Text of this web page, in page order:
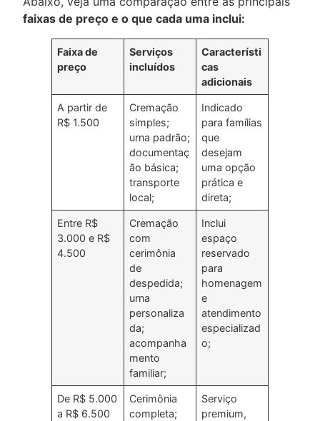
faixas de preço e o que cada uma inclui:
Faixa de
preço
Serviços
incluídos
Característi
cas
adicionais
A partir de
R$ 1.500
Cremação
simples;
urna padrão;
documentaç
ão básica;
transporte
local;
Indicado
para famílias
que
desejam
uma opção
prática e
direta;
Entre R$
3.000 e R$
4.500
Cremação
com
cerimônia
de
despedida;
urna
personaliza
da;
acompanha
mento
familiar;
Inclui
espaço
reservado
para
homenagem
e
atendimento
especializad
o;
De R$ 5.000
a R$ 6.500
Cerimônia
completa;
Serviço
premium,